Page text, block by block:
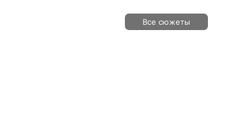
Все сюжеты